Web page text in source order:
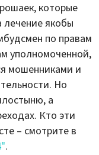
которые
якобы
по правам
уполномоченной,
мошенниками и
Но
а
Кто эти
– смотрите в
.